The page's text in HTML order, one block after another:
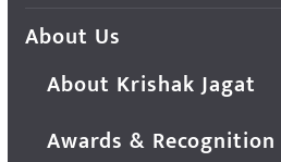
About Us
About Krishak Jagat
Awards & Recognition